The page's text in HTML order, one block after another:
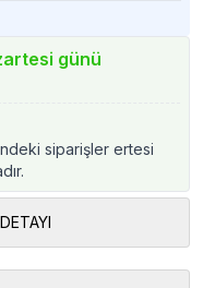
günü
siparişler ertesi